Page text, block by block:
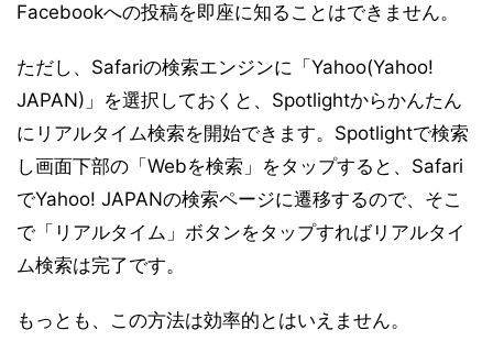
Facebookへの投稿を即座に知ることはできません。
ただし、Safariの検索エンジンに「Yahoo(Yahoo!
JAPAN)」を選択しておくと、Spotlightからかんたん
にリアルタイム検索を開始できます。Spotlightで検索
し画面下部の「Webを検索」をタップすると、Safari
でYahoo! JAPANの検索ページに遷移するので、そこ
で「リアルタイム」ボタンをタップすればリアルタイ
ム検索は完了です。
もっとも、この方法は効率的とはいえません。